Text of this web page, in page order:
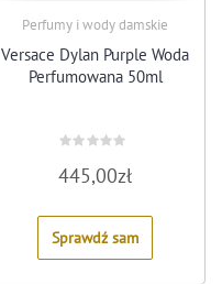
Perfumy i wody damskie
Versace Dylan Purple Woda
Perfumowana 50ml
0
5
445,00zł
Sprawdź sam